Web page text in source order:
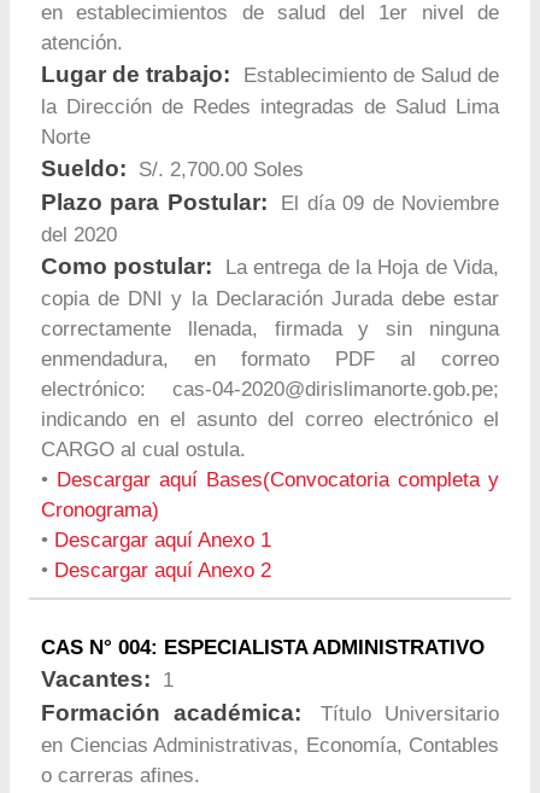
en establecimientos de salud del 1er nivel de
atención.
Lugar de trabajo:
Establecimiento de Salud de
la Dirección de Redes integradas de Salud Lima
Norte
Sueldo: S/. 2,700.00 Soles
Plazo para Postular:
El día 09 de Noviembre
del 2020
Como postular:
La entrega de la Hoja de Vida,
copia de DNI y la Declaración Jurada debe estar
correctamente llenada, firmada y sin ninguna
enmendadura, en formato PDF al correo
electrónico: cas-04-2020@dirislimanorte.gob.pe;
indicando en el asunto del correo electrónico el
CARGO al cual ostula.
• Descargar aquí Bases(Convocatoria completa y
Cronograma)
• Descargar aquí Anexo 1
• Descargar aquí Anexo 2
CAS N° 004: ESPECIALISTA ADMINISTRATIVO
Vacantes: 1
Formación académica:
Título Universitario
en Ciencias Administrativas, Economía, Contables
o carreras afines.